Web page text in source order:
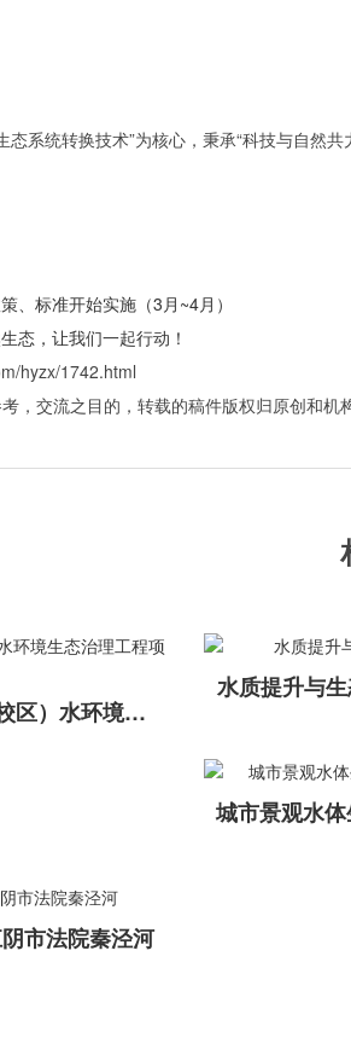
系统转换技术”为核心，秉承“科技与自然
、标准开始实施（3月~4月）
态，让我们一起行动！
hyzx/1742.html
，交流之目的，转载的稿件版权归原创和机
项目展示｜江南大学（江阴校区）水环境生态治理工程项目视频
水质提升与
市法院秦泾河